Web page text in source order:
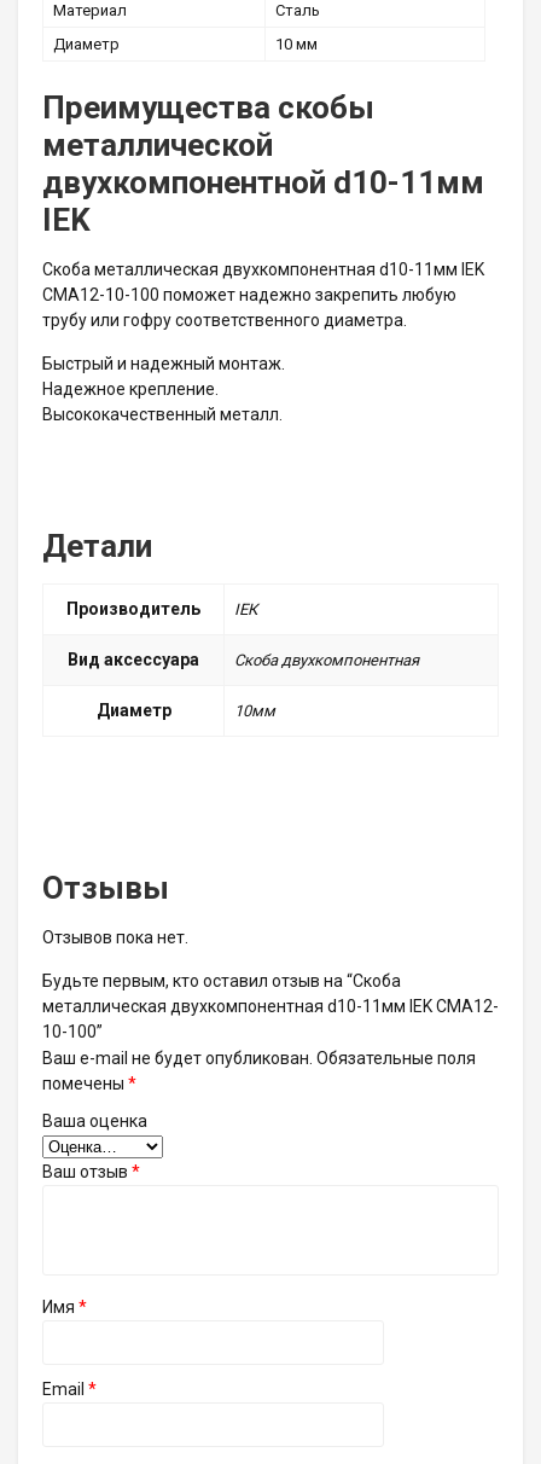
Материал
Сталь
Диаметр
10 мм
Преимущества скобы
металлической
двухкомпонентной d10-11мм
IEK
Скоба металлическая двухкомпонентная d10-11мм IEK
CMA12-10-100 поможет надежно закрепить любую
трубу или гофру соответственного диаметра.
Быстрый и надежный монтаж.
Надежное крепление.
Высококачественный металл.
Детали
Производитель ІЕК
Вид аксессуара Скоба двухкомпонентная
Диаметр 10мм
Отзывы
Отзывов пока нет.
Будьте первым, кто оставил отзыв на “Скоба
металлическая двухкомпонентная d10-11мм IEK CMA12-
10-100”
Ваш e-mail не будет опубликован. Обязательные поля
помечены *
Ваша оценка
Ваш отзыв *
Имя *
Email *